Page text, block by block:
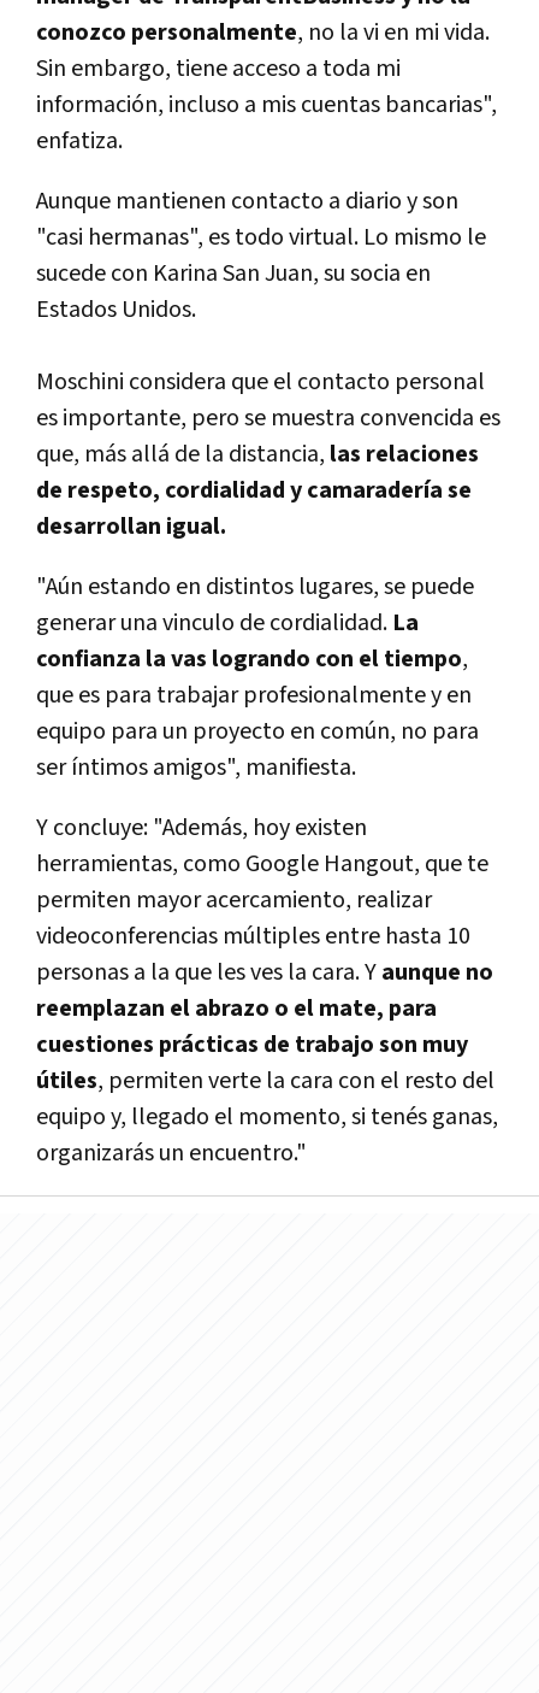
conozco personalmente, no la vi en mi vida.
Sin embargo, tiene acceso a toda mi
información, incluso a mis cuentas bancarias",
enfatiza.
Aunque mantienen contacto a diario y son
"casi hermanas", es todo virtual. Lo mismo le
sucede con Karina San Juan, su socia en
Estados Unidos.
Moschini considera que el contacto personal
es importante, pero se muestra convencida es
que, más allá de la distancia, las relaciones
de respeto, cordialidad y camaradería se
desarrollan igual.
"Aún estando en distintos lugares, se puede
generar una vinculo de cordialidad. La
confianza la vas logrando con el tiempo,
que es para trabajar profesionalmente y en
equipo para un proyecto en común, no para
ser íntimos amigos", manifiesta.
Y concluye: "Además, hoy existen
herramientas, como Google Hangout, que te
permiten mayor acercamiento, realizar
videoconferencias múltiples entre hasta 10
personas a la que les ves la cara. Yaunque no
reemplazan el abrazo o el mate, para
cuestiones prácticas de trabajo son muy
útiles, permiten verte la cara con el resto del
equipo y, llegado el momento, si tenés ganas,
organizarás un encuentro."